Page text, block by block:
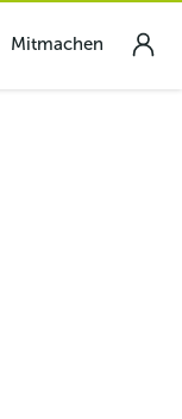
Mitmachen